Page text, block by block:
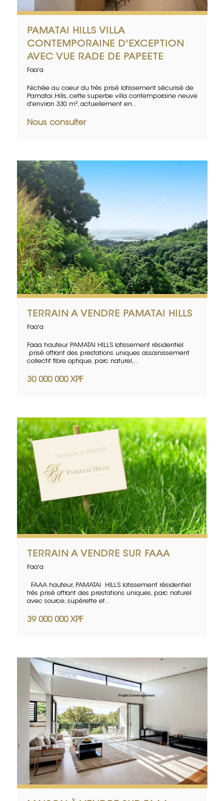
PAMATAI HILLS VILLA
CONTEMPORAINE D'EXCEPTION
AVEC VUE RADE DE PAPEETE
Faa'a
Nichée au coeur du très prisé lotissement sécurisé de
Pamatai Hills, cette superbe villa contemporaine neuve
d'environ 330 m², actuellement en...
Nous consulter
TERRAIN A VENDRE PAMATAI HILLS
Faa'a
Faaa hauteur PAMATAI HILLS lotissement résidentiel
prisé offrant des prestations uniques assainissement
collectif fibre optique, parc naturel,...
30 000 000 XPF
TERRAIN A VENDRE SUR FAAA
Faa'a
FAAA hauteur, PAMATAI HILLS lotissement résidentiel
très prisé offrant des prestations uniques, parc naturel
avec source, supérette et...
39 000 000 XPF